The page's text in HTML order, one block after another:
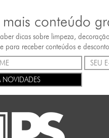
conteúdo
dicas sobre limpeza,
para receber conteúdos e
NOVIDADES